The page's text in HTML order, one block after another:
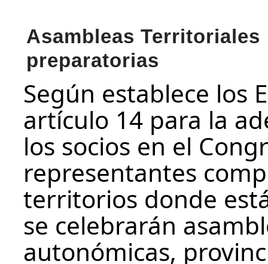
Asambleas Territoriales
preparatorias
Según establece los
artículo 14 para la
los socios en el
representantes
territorios donde
se celebrarán
autonómicas,